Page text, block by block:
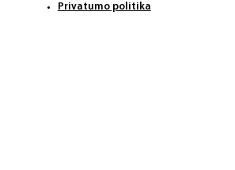
Privatumo politika